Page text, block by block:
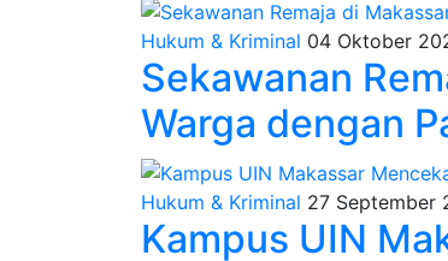
Hukum & Kriminal 04 Oktober
Sekawanan
Warga dengan
Hukum & Kriminal 27 September
Kampus UIN